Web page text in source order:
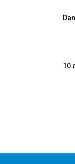
10